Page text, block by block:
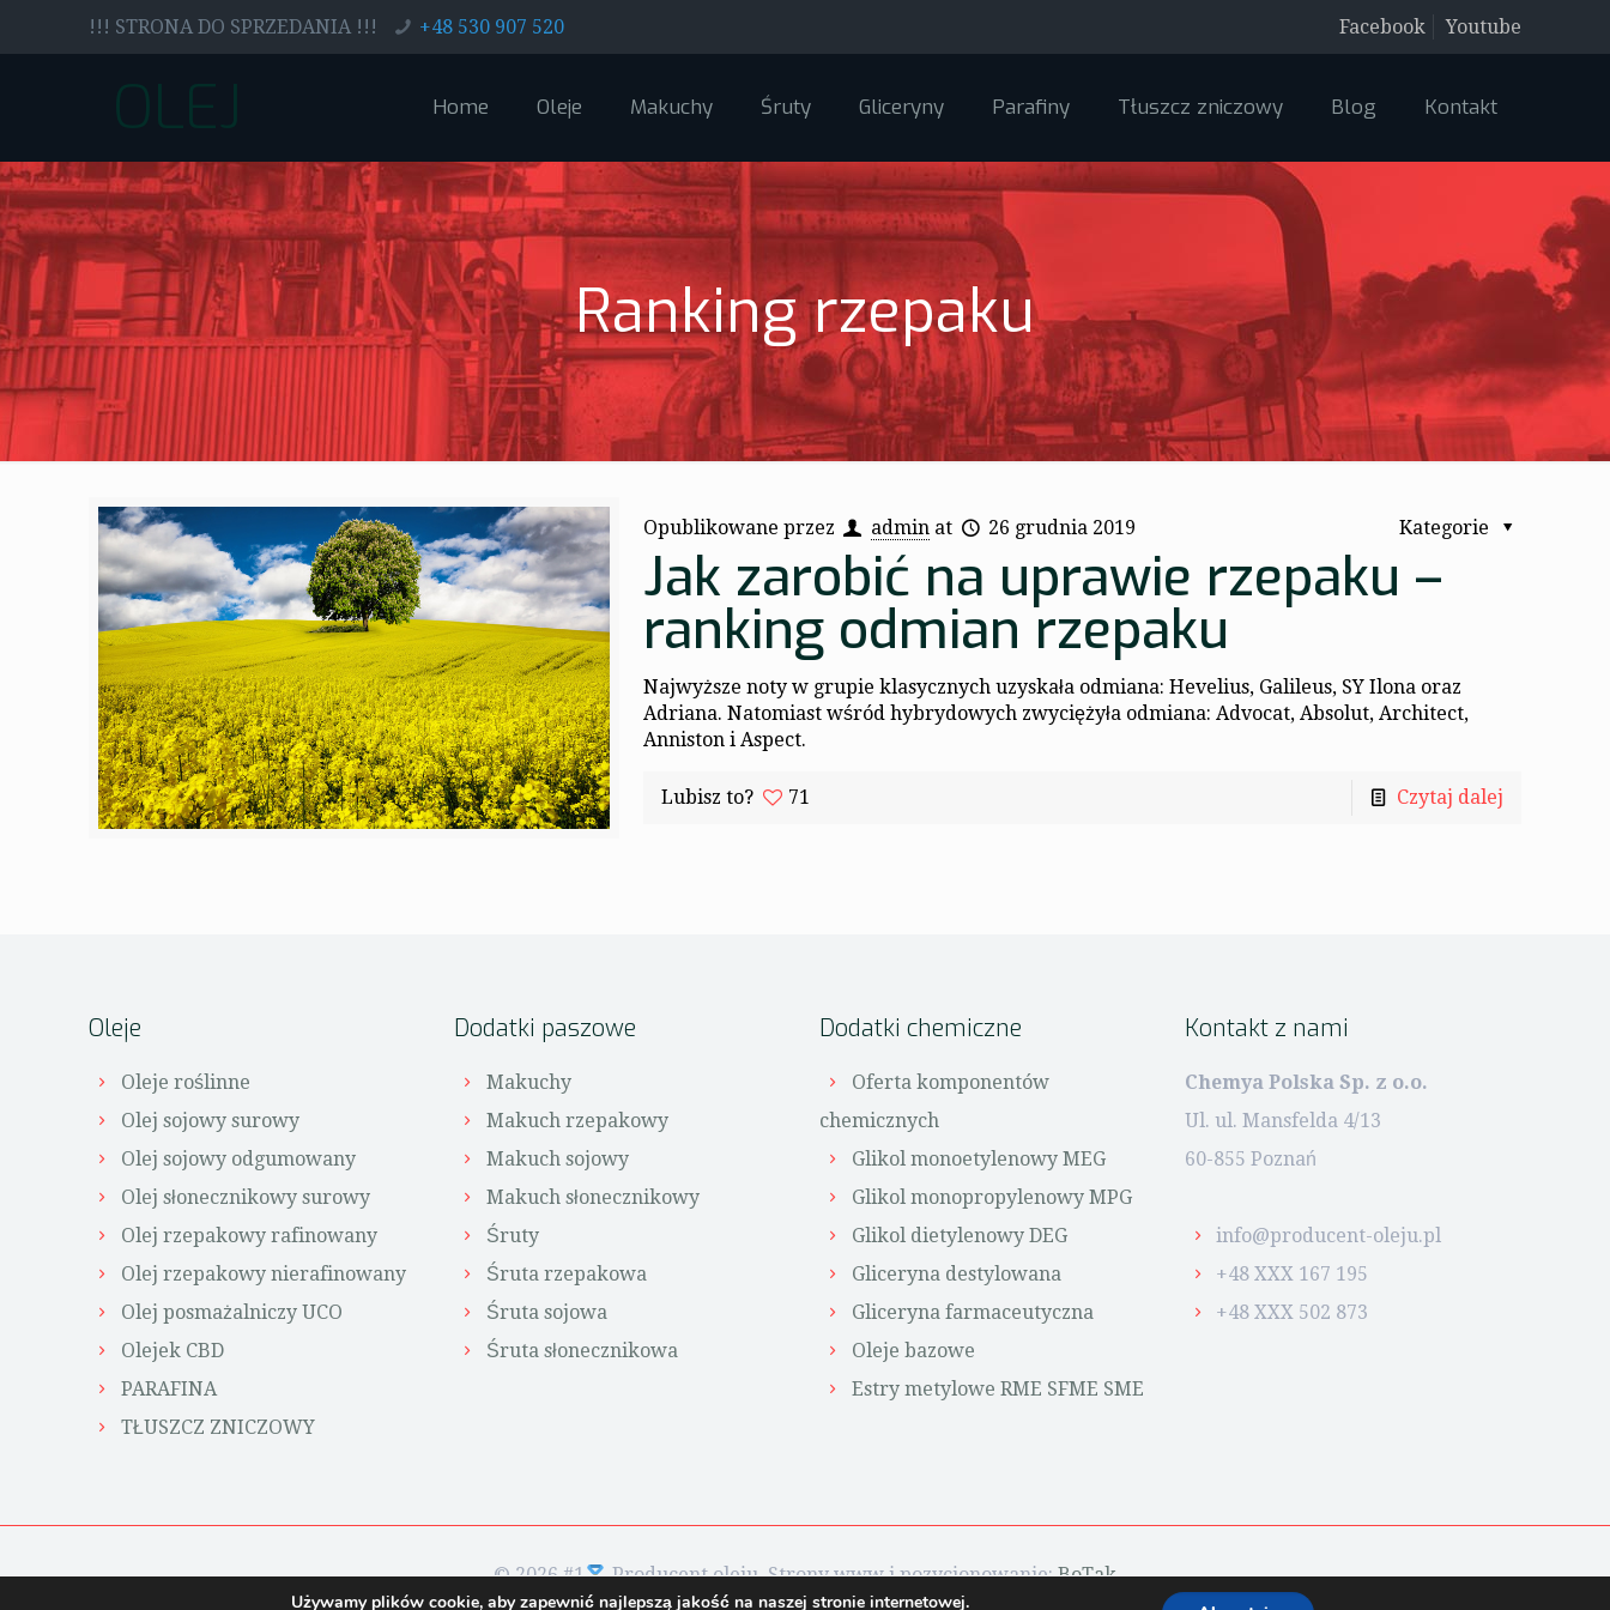
!!! STRONA DO SPRZEDANIA !!! +48 530 907 520 Facebook Youtube
OLEJ Home Oleje Makuchy Śruty Gliceryny Parafiny Tłuszcz zniczowy Blog Kontakt
Ranking rzepaku
Opublikowane przez admin at 26 grudnia 2019 Kategorie
Jak zarobić na uprawie rzepaku –
ranking odmian rzepaku
Najwyższe noty w grupie klasycznych uzyskała odmiana: Hevelius, Galileus, SY Ilona oraz
Adriana. Natomiast wśród hybrydowych zwyciężyła odmiana: Advocat, Absolut, Architect,
Anniston i Aspect.
Lubisz to? 71 Czytaj dalej
Oleje
Oleje roślinne
Olej sojowy surowy
Olej sojowy odgumowany
Olej słonecznikowy surowy
Olej rzepakowy rafinowany
Olej rzepakowy nierafinowany
Olej posmażalniczy UCO
Olejek CBD
PARAFINA
TŁUSZCZ ZNICZOWY
Dodatki paszowe
Makuchy
Makuch rzepakowy
Makuch sojowy
Makuch słonecznikowy
Śruty
Śruta rzepakowa
Śruta sojowa
Śruta słonecznikowa
Dodatki chemiczne
Oferta komponentów
chemicznych
Glikol monoetylenowy MEG
Glikol monopropylenowy MPG
Glikol dietylenowy DEG
Gliceryna destylowana
Gliceryna farmaceutyczna
Oleje bazowe
Estry metylowe RME SFME SME
Kontakt z nami
Chemya Polska Sp. z o.o.
Ul. ul. Mansfelda 4/13
60-855 Poznań
info@producent-oleju.pl
+48 XXX 167 195
+48 XXX 502 873
© 2026 #1 Producent oleju. Strony www i pozycjonowanie:BoTak
Używamy plików cookie, aby zapewnić najlepszą jakość na naszej stronie internetowej.